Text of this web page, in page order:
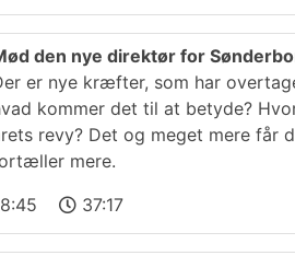
den nye direktør for
er nye kræfter, som har
kommer det til at betyde?
revy? Det og meget mere får
mere.
37:17